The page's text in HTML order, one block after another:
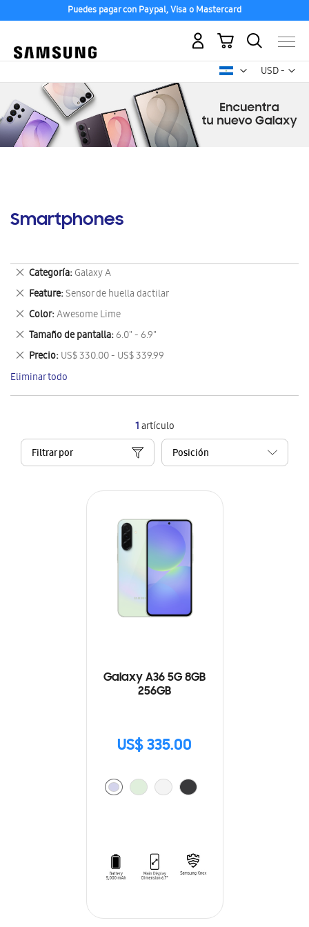
Puedes pagar con Paypal, Visa o Mastercard
USD -
dólar
Mi carrito
Smartphones
1artículo
Filtrar por
Galaxy A36 5G 8GB
256GB
US$ 335.00
Categoría Galaxy A
Eliminar
este
artículo
Feature Sensor de huella dactilar
Eliminar
este
artículo
Color Awesome Lime
Eliminar
este
artículo
Tamaño de pantalla 6.0" - 6.9"
Eliminar
este
artículo
Precio US$ 330.00 - US$ 339.99
Eliminar
este
artículo
Eliminar todo